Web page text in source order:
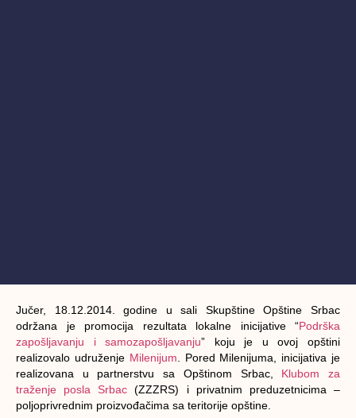
Jučer, 18.12.2014. godine u sali Skupštine Opštine Srbac
održana je promocija rezultata lokalne inicijative “Podrška
zapošljavanju i samozapošljavanju” koju je u ovoj opštini
realizovalo udruženje Milenijum . Pored Milenijuma, inicijativa je
realizovana u partnerstvu sa Opštinom Srbac, Klubom za
traženje posla Srbac (ZZZRS) i privatnim preduzetnicima –
poljoprivrednim proizvođačima sa teritorije opštine.